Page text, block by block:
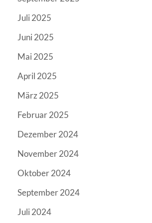
Juli 2025
Juni 2025
Mai 2025
April 2025
März 2025
Februar 2025
Dezember 2024
November 2024
Oktober 2024
September 2024
Juli 2024